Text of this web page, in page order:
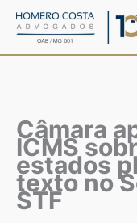
para
Câmara
ICMS
estados
texto no
STF